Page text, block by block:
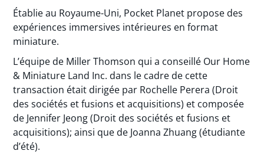
Établie au Royaume-Uni, Pocket Planet propose des
expériences immersives intérieures en format
miniature.
L’équipe de Miller Thomson qui a conseillé Our Home
& Miniature Land Inc. dans le cadre de cette
transaction était dirigée par Rochelle Perera (Droit
des sociétés et fusions et acquisitions) et composée
de Jennifer Jeong (Droit des sociétés et fusions et
acquisitions); ainsi que de Joanna Zhuang (étudiante
d’été).